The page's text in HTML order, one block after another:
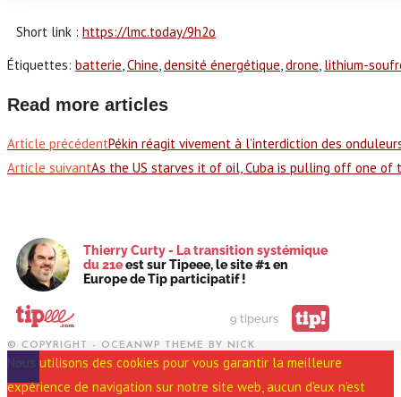
Short link : https://lmc.today/9h2o
Étiquettes: batterie, Chine, densité énergétique, drone, lithium-
Read more articles
Article précédentPékin réagit vivement à l’interdiction des
Article suivantAs the US starves it of oil, Cuba is pulling off one
Thierry Curty - La transition systémique
du 21eest sur Tipeee, le site #1 en
Europe de Tip participatif !
9 tipeurs tip!
© COPYRIGHT - OCEANWP THEME BY NICK
Nous utilisons des cookies pour vous garantir la meilleure
expérience de navigation sur notre site web, aucun d'eux n'est